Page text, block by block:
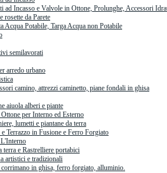
ad Incasso e Valvole in Ottone, Prolunghe, Accessori
rosette da Parete
Acqua Potabile, Targa Acqua non Potabile
semilavorati
arredo urbano
camino, attrezzi caminetto, piane fondali in ghisa
aiuola alberi e piante
per Interno ed Esterno
lumetti e piantane da terra
Terrazzo in Fusione e Ferro Forgiato
terra e Rastrelliere portabici
artistici e tradizionali
corrimano in ghisa, ferro forgiato, alluminio.